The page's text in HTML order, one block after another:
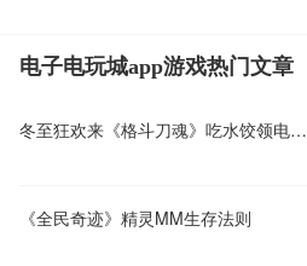
电子电玩城app游戏热门文章
冬至狂欢来《格斗刀魂》吃水饺领电影卡
《全民奇迹》精灵MM生存法则